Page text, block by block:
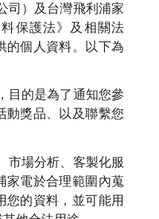
司）及台灣飛利浦家
保護法》及相關法
的個人資料。以下為
目的是為了通知您參
動獎品、以及聯繫您
市場分析、客製化服
家電於合理範圍內蒐
您的資料，並可能用